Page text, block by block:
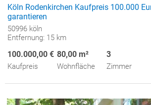
Köln Rodenkirchen Kaufpreis 100.000
garantieren
50996 köln
Entfernung: 15 km
100.000,00 €
Kaufpreis
80,00 m²
Wohnfläche
3
Zimmer